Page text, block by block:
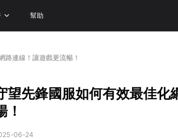
幫助
路連線！讓遊戲更流暢！
望先鋒國服如何有效最佳化
！
06-24